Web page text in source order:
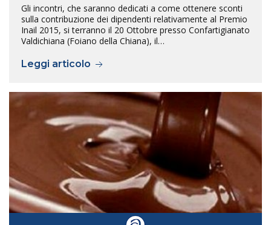
Gli incontri, che saranno dedicati a come ottenere sconti
sulla contribuzione dei dipendenti relativamente al Premio
Inail 2015, si terranno il 20 Ottobre presso Confartigianato
Valdichiana (Foiano della Chiana), il…
Leggi articolo